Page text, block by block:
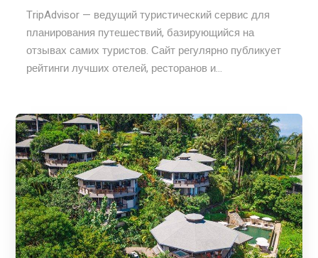
TripAdvisor — ведущий туристический сервис для
планирования путешествий, базирующийся на
отзывах самих туристов. Сайт регулярно публикует
рейтинги лучших отелей, ресторанов и...